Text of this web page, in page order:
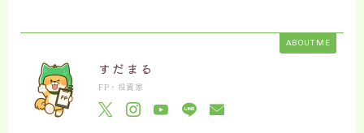
ABOUT ME
すだまる
FP・投資家